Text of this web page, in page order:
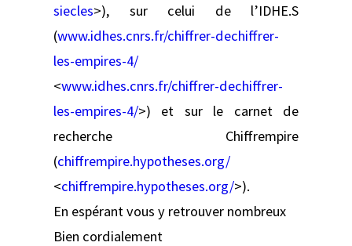
siecles>), sur celui de l’IDHE.S
(www.idhes.cnrs.fr/chiffrer-dechiffrer-
les-empires-4/
<www.idhes.cnrs.fr/chiffrer-dechiffrer-
les-empires-4/>) et sur le carnet de
recherche Chiffrempire
(chiffrempire.hypotheses.org/
<chiffrempire.hypotheses.org/>).
En espérant vous y retrouver nombreux
Bien cordialement